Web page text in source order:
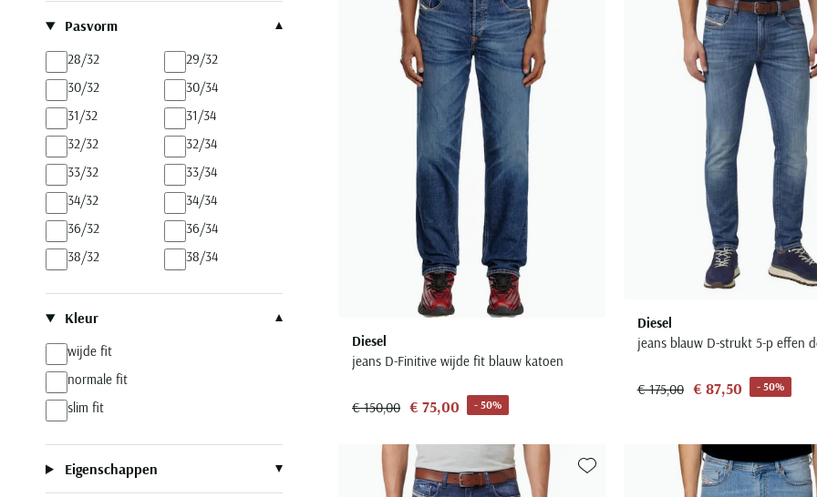
Pasvorm
28/32
29/32
30/32
30/34
31/32
31/34
32/32
32/34
33/32
33/34
34/32
34/34
36/32
36/34
38/32
38/34
Kleur
wijde fit
normale fit
slim fit
Eigenschappen
Diesel
jeans D-Finitive wijde fit blauw katoen
€ 150,00 € 75,00 - 50%
Toevoegen aan favorieten
Diesel
jeans blauw D-strukt 5-p effen
€ 175,00 € 87,50 - 50%
Toevoegen aan favorieten